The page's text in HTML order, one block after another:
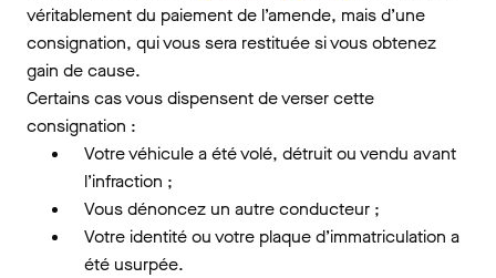
véritablement du paiement de l’amende, mais d’une
consignation, qui vous sera restituée si vous obtenez
gain de cause.
Certains cas vous dispensent de verser cette
consignation :
Votre véhicule a été volé, détruit ou vendu avant
l’infraction ;
Vous dénoncez un autre conducteur ;
Votre identité ou votre plaque d’immatriculation a
été usurpée.